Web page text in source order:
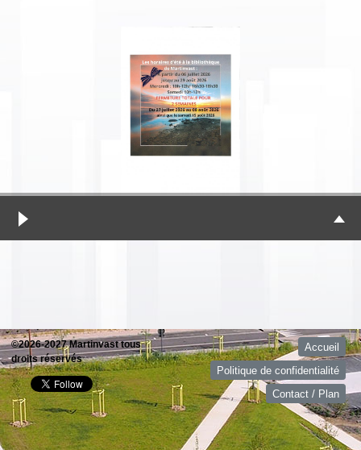
©2026-2027 Martinvast tous
droits réservés
Accueil
Politique de confidentialité
Contact / Plan